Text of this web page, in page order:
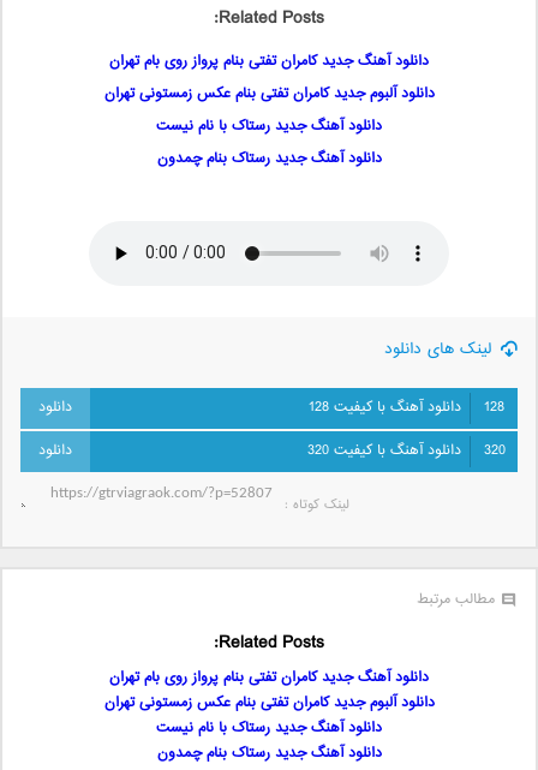
Related Posts:
دانلود آهنگ جدید کامران تفتی بنام پرواز روی بام تهران
دانلود آلبوم جدید کامران تفتی بنام عکس زمستونی تهران
دانلود آهنگ جدید رستاک با نام نیست
دانلود آهنگ جدید رستاک بنام چمدون
لینک های دانلود
128
دانلود آهنگ با کیفیت 128
320
دانلود آهنگ با کیفیت 320
لینک کوتاه‌ :
مطالب مرتبط
Related Posts:
دانلود آهنگ جدید کامران تفتی بنام پرواز روی بام تهران
دانلود آلبوم جدید کامران تفتی بنام عکس زمستونی تهران
دانلود آهنگ جدید رستاک با نام نیست
دانلود آهنگ جدید رستاک بنام چمدون